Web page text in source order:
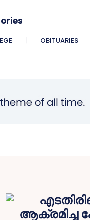
OBITUARIES